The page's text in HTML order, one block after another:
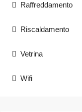
Raffreddamento
Riscaldamento
Vetrina
Wifi